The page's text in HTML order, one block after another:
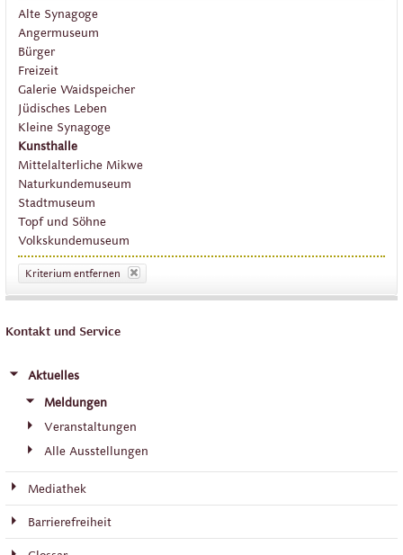
Alte Synagoge
Angermuseum
Bürger
Freizeit
Galerie Waidspeicher
Jüdisches Leben
Kleine Synagoge
Kunsthalle
Mittelalterliche Mikwe
Naturkundemuseum
Stadtmuseum
Topf und Söhne
Volkskundemuseum
Kriterium entfernen
Kontakt und Service
Aktuelles
Meldungen
Veranstaltungen
Alle Ausstellungen
Mediathek
Barrierefreiheit